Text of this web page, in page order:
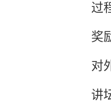
过
奖
对
讲